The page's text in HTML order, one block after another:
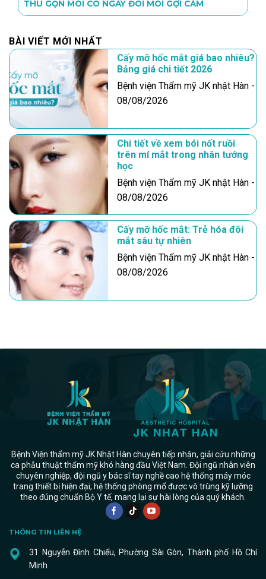
THU GỌN MÔI CÓ NGAY ĐÔI MÔI GỢI CẢM
BÀI VIẾT MỚI NHẤT
Cấy mỡ hốc mắt giá bao nhiêu?
Bảng giá chi tiết 2026
Bệnh viện Thẩm mỹ JK nhật Hàn -
08/08/2026
Chi tiết về xem bói nốt ruồi
trên mí mắt trong nhân tướng
học
Bệnh viện Thẩm mỹ JK nhật Hàn -
08/08/2026
Cấy mỡ hốc mắt: Trẻ hóa đôi
mắt sâu tự nhiên
Bệnh viện Thẩm mỹ JK nhật Hàn -
08/08/2026
Bệnh Viện thẩm mỹ JK Nhật Hàn chuyên tiếp nhận, giải cứu những
ca phẫu thuật thẩm mỹ khó hàng đầu Việt Nam. Đội ngũ nhân viên
chuyên nghiệp, đội ngũ y bác sĩ tay nghề cao hệ thống máy móc
trang thiết bị hiện đại, hệ thống phòng mổ được vô trùng kỹ lưỡng
theo đúng chuẩn Bộ Y tế, mang lại sự hài lòng của quý khách.
THÔNG TIN LIÊN HỆ
31 Nguyễn Đình Chiểu, Phường Sài Gòn, Thành phố Hồ Chí
Minh